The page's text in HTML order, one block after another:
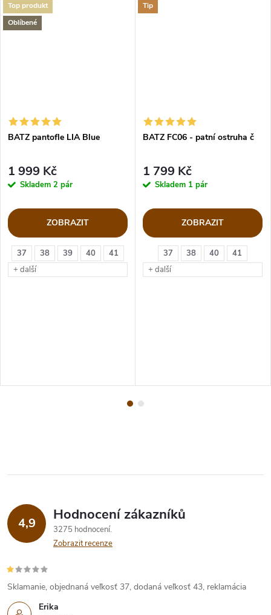
Top produkt
Oblíbené
37 38 39 40
41
+ další
BATZ pantofle LIA Blue
1 999 Kč
Skladem 2 pár
ZOBRAZIT
Tip
37 38 40
41
+ další
BATZ FC06 - patní ostruha č
1 799 Kč
Skladem 1 pár
ZOBRAZIT
4,9 Hodnocení zákazníků
3275 hodnocení
Zobrazit recenze
Erika
Sklamanie, objednaná veľkosť 37, dodaná veľkosť 43, reklamácia